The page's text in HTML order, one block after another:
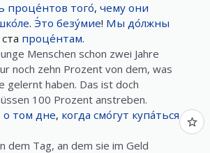
проце́нтов того́, чему они
. Э́то безу́мие! Мы до́лжны
ста проце́нтам.
Menschen schon zwei Jahre
noch zehn Prozent von dem, was
gelernt haben. Das ist doch
100 Prozent anstreben.
о том дне, когда смо́гут купа́ться
dem Tag, an dem sie im Geld